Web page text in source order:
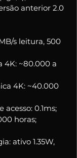
anterior 2.0
s leitura, 500
4K: ~80.000 a
4K: ~40.000
0.1ms;
horas;
ativo 1.35W,